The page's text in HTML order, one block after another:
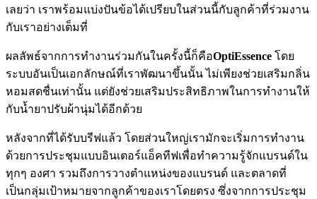
เลยว่า เราพร้อมแบ่งปันข้อได้เปรียบในส่วนนี้กับลูกค้าที่ร่วมงาน
กับเราอย่างเต็มที่
ผลลัพธ์จากการทำงานร่วมกันในครั้งนี้ก็คือOptiEssence โดย
ระบบอันเป็นเอกลักษณ์ที่เราพัฒนาขึ้นนั้น ไม่เพียงช่วยเสริมกลิ่น
หอมสดชื่นเท่านั้น แต่ยังช่วยเสริมประสิทธิภาพในการทำงานให้
กับน้ำยาปรับผ้านุ่มได้อีกด้วย
หลังจากที่ได้รับบรีฟแล้ว โดยส่วนใหญ่เรามักจะเริ่มการทำงาน
ด้วยการประชุมแบบอินเตอร์แอ็คทีฟเพื่อทำความรู้จักแบรนด์ใน
ทุกๆ องศา รวมถึงการวางตำแหน่งของแบรนด์ และตลาดที่
เป็นกลุ่มเป้าหมายจากลูกค้าของเราโดยตรง ซึ่งจากการประชุม